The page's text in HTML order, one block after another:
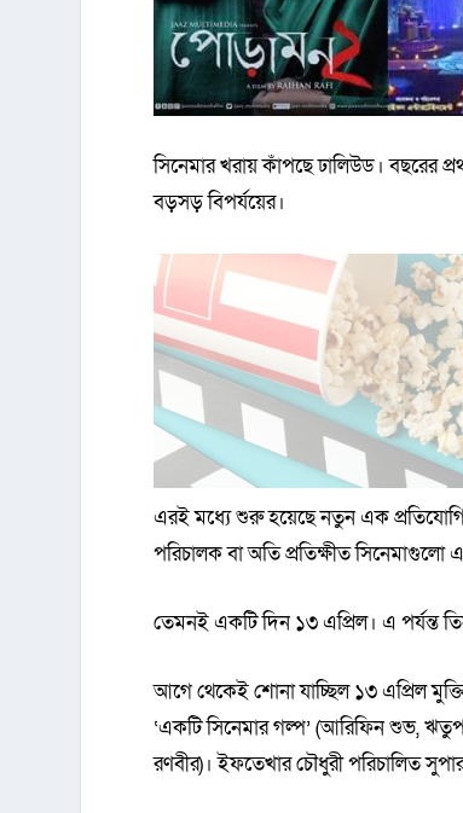
সিনেমার খরায় কাঁপছে ঢালিউড। বছরের
বড়সড় বিপর্যয়ের।
এরই মধ্যে শুরু হয়েছে নতুন এক
পরিচালক বা অতি প্রতিক্ষীত সিনেমাগুলো
তেমনই একটি দিন ১৩ এপ্রিল। এ পর্যন্ত
আগে থেকেই শোনা যাচ্ছিল ১৩ এপ্রিল
‘একটি সিনেমার গল্প’ (আরিফিন শুভ,
রণবীর)। ইফতেখার চৌধুরী পরিচালিত